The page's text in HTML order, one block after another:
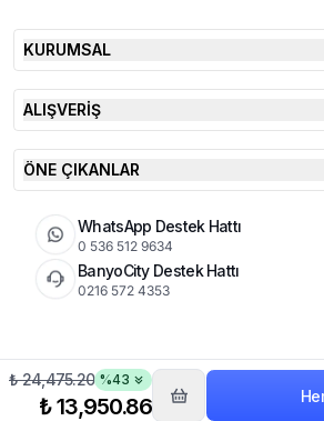
₺ 24,475.20 %43
₺ 13,950.86
KURUMSAL
ALIŞVERİŞ
ÖNE ÇIKANLAR
WhatsApp Destek Hattı
0 536 512 9634
BanyoCity Destek Hattı
0216 572 4353
© 2026 Şimşek Banyo & Seramik | Tüm
KVKK Çerez Politikası